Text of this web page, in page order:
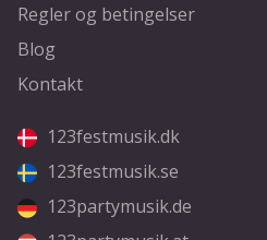
Regler og betingelser
Blog
Kontakt
123festmusik.dk
123festmusik.se
123partymusik.de